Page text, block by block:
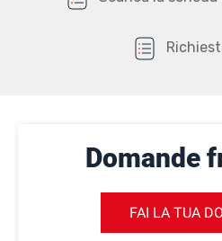
Domande
FAI LA TUA